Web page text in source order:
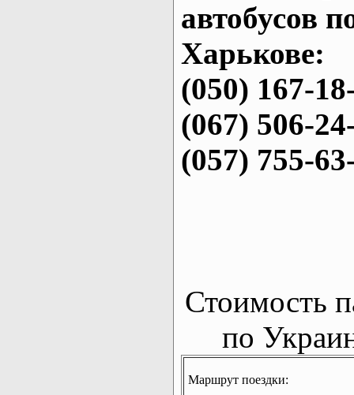
автобусов
Харькове:
(050) 167-
(067) 506-
(057) 755-
Стоимость
по
Маршрут поездки: